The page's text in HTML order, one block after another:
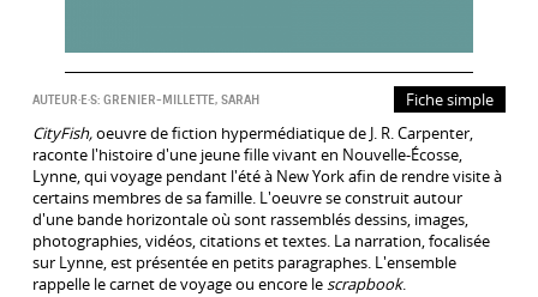
AUTEUR·E·S: GRENIER-MILLETTE, SARAH
Fiche simple
CityFish,oeuvre de fiction hypermédiatique de J. R. Carpenter,
raconte l'histoire d'une jeune fille vivant en Nouvelle-Écosse,
Lynne, qui voyage pendant l'été à New York afin de rendre visite à
certains membres de sa famille. L'oeuvre se construit autour
d'une bande horizontale où sont rassemblés dessins, images,
photographies, vidéos, citations et textes. La narration, focalisée
sur Lynne, est présentée en petits paragraphes. L'ensemble
rappelle le carnet de voyage ou encore lescrapbook.